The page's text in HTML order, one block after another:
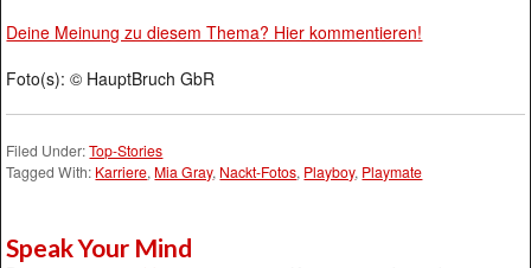
Deine Meinung zu diesem Thema? Hier kommentieren!
Foto(s): © HauptBruch GbR
Filed Under:Top-Stories
Tagged With: Karriere, Mia Gray, Nackt-Fotos, Playboy, Playmate
Speak Your Mind